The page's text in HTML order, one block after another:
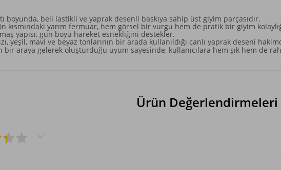
boyunda, beli lastikli ve yaprak desenli baskıya sahip üst giyim parçasıdır.
kısmındaki yarım fermuar, hem görsel bir vurgu hem de pratik bir giyim
yapısı, gün boyu hareket esnekliğini destekler.
yeşil, mavi ve beyaz tonlarının bir arada kullanıldığı canlı yaprak deseni
bir araya gelerek oluşturduğu uyum sayesinde, kullanıcılara hem şık hem de
Ürün Değerlendirmeleri